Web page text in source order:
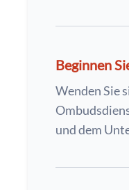
Beginnen
Wenden Sie
und dem